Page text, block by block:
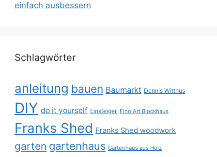
einfach ausbessern
Schlagwörter
anleitung bauen Baumarkt Dennis Witthus
DIY do it yourself Einsteiger Finn Art Blockhaus
Franks Shed Franks Shed woodwork
garten gartenhaus Gartenhaus aus Holz